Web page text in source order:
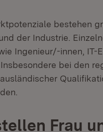
bestehen
der Industrie.
Ingenieur/-innen,
bei den
Frau